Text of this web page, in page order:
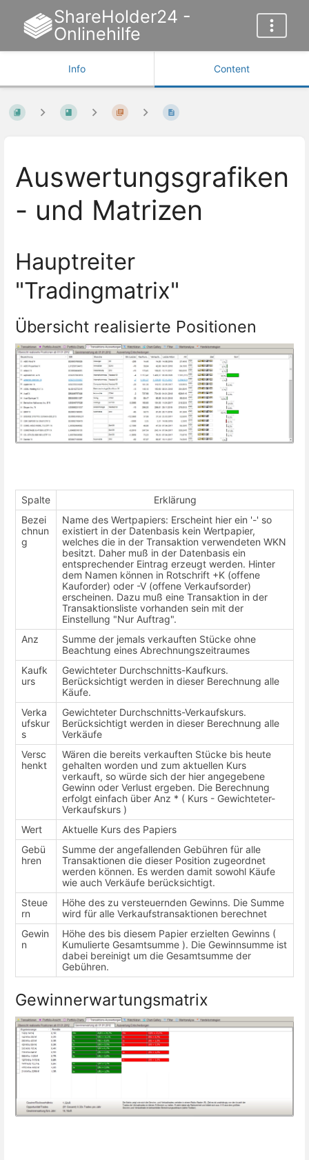
ShareHolder24 -
Onlinehilfe
Info Content
Auswertungsgrafiken
- und Matrizen
Hauptreiter
"Tradingmatrix"
Übersicht realisierte Positionen
Spalte
Erklärung
Bezei
chnun
g
Name des Wertpapiers: Erscheint hier ein '-' so
existiert in der Datenbasis kein Wertpapier,
welches die in der Transaktion verwendeten WKN
besitzt. Daher muß in der Datenbasis ein
entsprechender Eintrag erzeugt werden. Hinter
dem Namen können in Rotschrift +K (offene
Kauforder) oder -V (offene Verkaufsorder)
erscheinen. Dazu muß eine Transaktion in der
Transaktionsliste vorhanden sein mit der
Einstellung "Nur Auftrag".
Anz
Summe der jemals verkauften Stücke ohne
Beachtung eines Abrechnungszeitraumes
Kaufk
urs
Gewichteter Durchschnitts-Kaufkurs.
Berücksichtigt werden in dieser Berechnung alle
Käufe.
Verka
ufskur
s
Gewichteter Durchschnitts-Verkaufskurs.
Berücksichtigt werden in dieser Berechnung alle
Verkäufe
Versc
henkt
Wären die bereits verkauften Stücke bis heute
gehalten worden und zum aktuellen Kurs
verkauft, so würde sich der hier angegebene
Gewinn oder Verlust ergeben. Die Berechnung
erfolgt einfach über Anz * ( Kurs - Gewichteter-
Verkaufskurs )
Wert
Aktuelle Kurs des Papiers
Gebü
hren
Summe der angefallenden Gebühren für alle
Transaktionen die dieser Position zugeordnet
werden können. Es werden damit sowohl Käufe
wie auch Verkäufe berücksichtigt.
Steue
rn
Höhe des zu versteuernden Gewinns. Die Summe
wird für alle Verkaufstransaktionen berechnet
Gewin
n
Höhe des bis diesem Papier erzielten Gewinns (
Kumulierte Gesamtsumme ). Die Gewinnsumme ist
dabei bereinigt um die Gesamtsumme der
Gebühren.
Gewinnerwartungsmatrix